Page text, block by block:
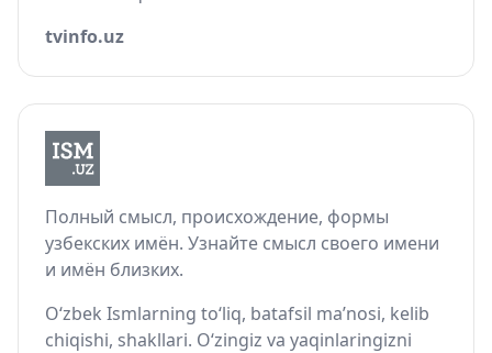
tvinfo.uz
Полный смысл, происхождение, формы
узбекских имён. Узнайте смысл своего имени
и имён близких.
O‘zbek Ismlarning to‘liq, batafsil ma’nosi, kelib
chiqishi, shakllari. O‘zingiz va yaqinlaringizni